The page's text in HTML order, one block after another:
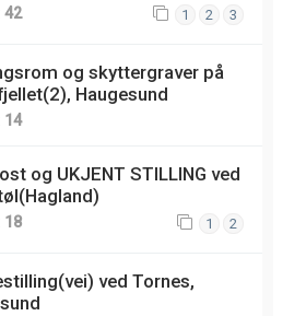
42 1 2 3
og skyttergraver på
Haugesund
14
og UKJENT STILLING ved
18 1 2
ved Tornes,